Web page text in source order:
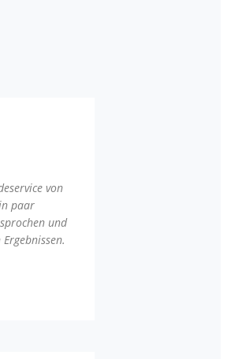
von
paar
und